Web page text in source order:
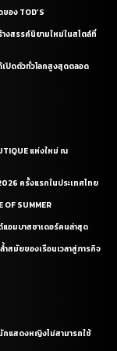
อง TOD’S
างสรรค์นิยามใหม่ในสไตล์ที่
เปิดตัวทั่วโลกสูงสุดตลอด
แห่งใหม่ ณ
ครั้งแรกในประเทศไทย
SUMMER
อมบาสซาเดอร์คนล่าสุด
ำสมัยของเรือนเวลาสู่ภารกิจ
กแสดงหญิงไม่สามารถใช้